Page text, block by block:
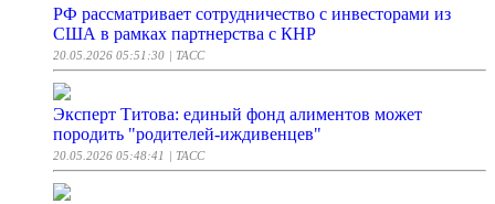
РФ рассматривает сотрудничество с инвесторами из
США в рамках партнерства с КНР
20.05.2026 05:51:30 | ТАСС
Эксперт Титова: единый фонд алиментов может
породить "родителей-иждивенцев"
20.05.2026 05:48:41 | ТАСС